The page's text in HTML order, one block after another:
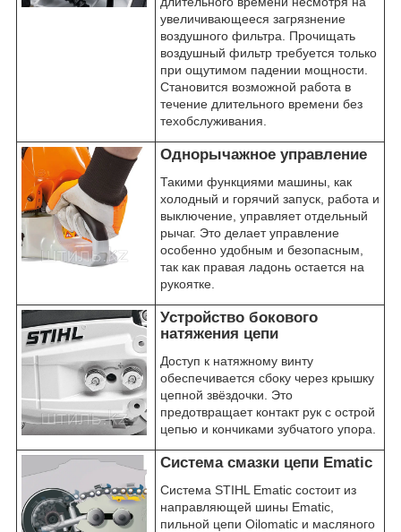
увеличивающееся загрязнение
воздушного фильтра. Прочищать
воздушный фильтр требуется только
при ощутимом падении мощности.
Становится возможной работа в
течение длительного времени без
техобслуживания.
Однорычажное управление
Такими функциями машины, как
холодный и горячий запуск, работа и
выключение, управляет отдельный
рычаг. Это делает управление
особенно удобным и безопасным,
так как правая ладонь остается на
рукоятке.
Устройство бокового
натяжения цепи
Доступ к натяжному винту
обеспечивается сбоку через крышку
цепной звёздочки. Это
предотвращает контакт рук с острой
цепью и кончиками зубчатого упора.
Система смазки цепи Ematic
Система STIHL Ematic состоит из
направляющей шины Ematic,
пильной цепи Oilomatic и масляного